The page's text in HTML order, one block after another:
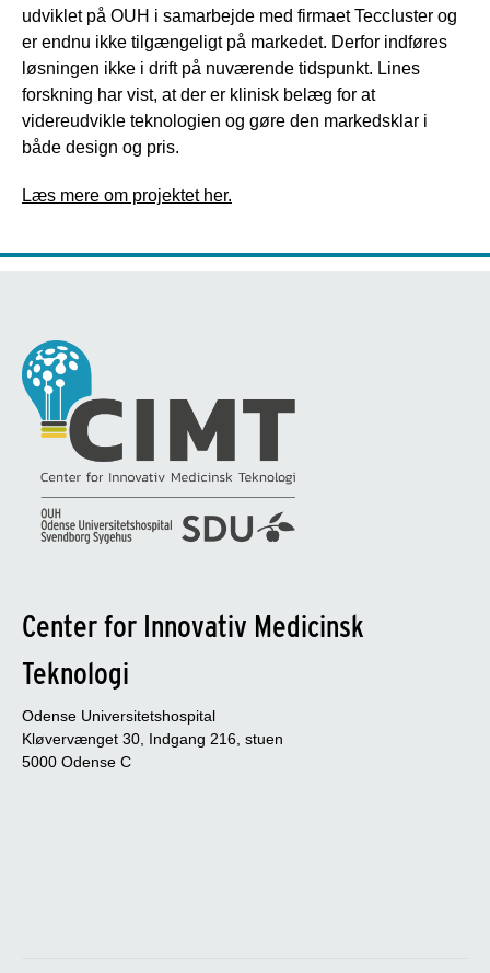
udviklet på OUH i samarbejde med firmaet Teccluster og
er endnu ikke tilgængeligt på markedet. Derfor indføres
løsningen ikke i drift på nuværende tidspunkt. Lines
forskning har vist, at der er klinisk belæg for at
videreudvikle teknologien og gøre den markedsklar i
både design og pris.
Læs mere om projektet her.
Center for Innovativ Medicinsk
Teknologi
Odense Universitetshospital
Kløvervænget 30, Indgang 216, stuen
5000 Odense C